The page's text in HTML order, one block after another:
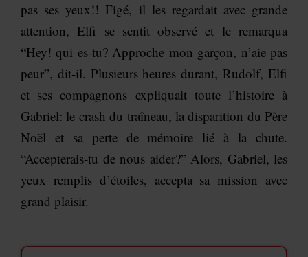
pas ses yeux!! Figé, il les regardait avec grande
attention, Elfi se sentit observé et le remarqua
“Hey! qui es-tu? Approche mon garçon, n’aie pas
peur”, dit-il. Plusieurs heures durant, Rudolf, Elfi
et ses compagnons expliquait toute l’histoire à
Gabriel: le crash du traîneau, la disparition du Père
Noël et sa perte de mémoire lié à la chute.
“Accepterais-tu de nous aider?” Alors, Gabriel, les
yeux remplis d’étoiles, accepta sa mission avec
grand plaisir.